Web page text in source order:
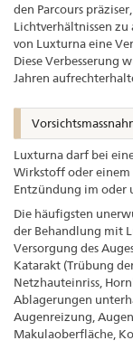
den Parcours
Lichtverhältnissen
von Luxturna eine
Diese Verbesserung
Jahren
Luxturna darf bei
Wirkstoff oder
Entzündung im oder
Die häufigsten
der Behandlung mit
Versorgung des
Katarakt (Trübung
Netzhauteinriss,
Ablagerungen
Augenreizung,
Makulaoberfläche,